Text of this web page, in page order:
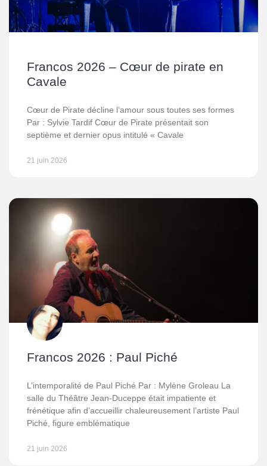
Francos 2026 – Cœur de pirate en
Cavale
Cœur de Pirate décline l’amour sous toutes ses formes
Par : Sylvie Tardif Cœur de Pirate présentait son
septième et dernier opus intitulé « Cavale
21 juin 2026
Francos 2026 : Paul Piché
L’intemporalité de Paul Piché Par : Mylène Groleau La
salle du Théâtre Jean-Duceppe était impatiente et
frénétique afin d’accueillir chaleureusement l’artiste Paul
Piché, figure emblématique
21 juin 2026